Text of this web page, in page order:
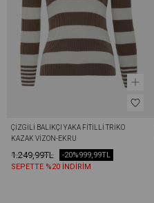
ÇIZGILI BALIKÇI YAKA FITILLI TRIKO
KAZAK VIZON-EKRU
1.249,99TL 999,99TL
-20%
SEPETTE %20 İNDİRİM